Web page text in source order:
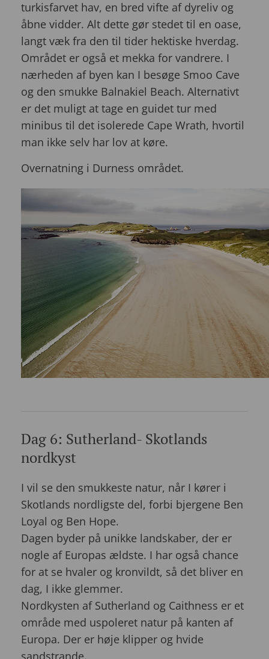
turkisfarvet hav, en bred vifte af dyreliv og
åbne vidder. Alt dette gør stedet til en oase,
langt væk fra den til tider hektiske hverdag.
Området er også et mekka for vandrere. I
nærheden af byen kan I besøge Smoo Cave
og den smukke Balnakiel Beach. Alternativt
er det muligt at tage en guidet tur med
minibus til det isolerede Cape Wrath, hvortil
man ikke selv har lov at køre.
Overnatning i Durness området.
Dag 6: Sutherland- Skotlands
nordkyst
I vil se den smukkeste natur, når I kører i
Skotlands nordligste del, forbi bjergene Ben
Loyal og Ben Hope.
Dagen byder på unikke landskaber, der er
nogle af Europas ældste. I har også chance
for at se hvaler og kronvildt, så det bliver en
dag, I ikke glemmer.
Nordkysten af Sutherland og Caithness er et
område med uspoleret natur på kanten af
Europa. Der er høje klipper og hvide
sandstrande.